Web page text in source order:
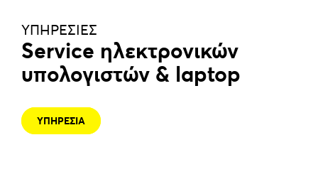
ΥΠΗΡΕΣΙΕΣ
Service ηλεκτρονικών
υπολογιστών & laptop
ΥΠΗΡΕΣΙΑ